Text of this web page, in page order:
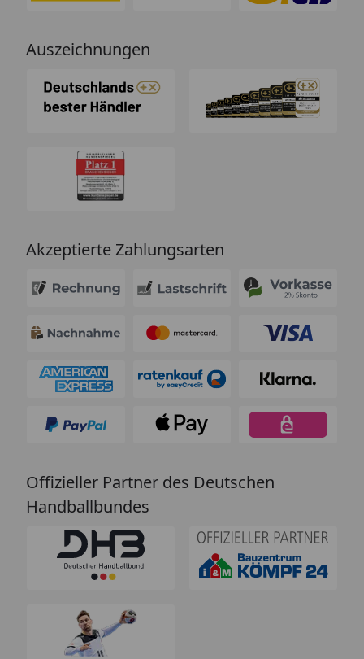
Auszeichnungen
Akzeptierte Zahlungsarten
Offizieller Partner des Deutschen
Handballbundes